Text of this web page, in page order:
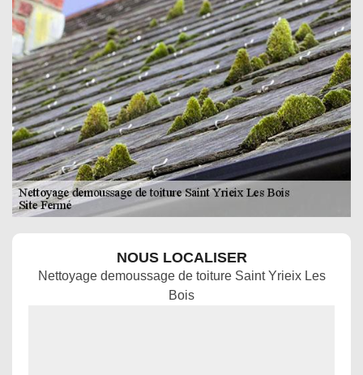
NOUS LOCALISER
Nettoyage demoussage de toiture Saint Yrieix Les
Bois